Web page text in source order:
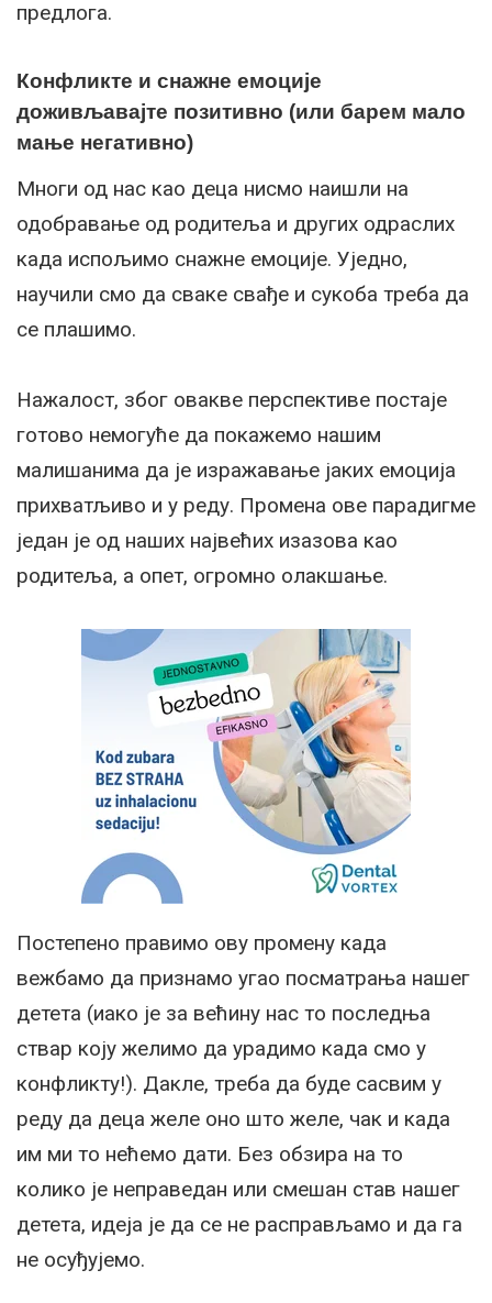
предлога.
Конфликте и снажне емоције
доживљавајте позитивно (или барем мало
мање негативно)
Многи од нас као деца нисмо наишли на
одобравање од родитеља и других одраслих
када испољимо снажне емоције. Уједно,
научили смо да сваке свађе и сукоба треба да
се плашимо.
Нажалост, због овакве перспективе постаје
готово немогуће да покажемо нашим
малишанима да је изражавање јаких емоција
прихватљиво и у реду. Промена ове парадигме
један је од наших највећих изазова као
родитеља, а опет, огромно олакшање.
Постепено правимо ову промену када
вежбамо да признамо угао посматрања нашег
детета (иако је за већину нас то последња
ствар коју желимо да урадимо када смо у
конфликту!). Дакле, треба да буде сасвим у
реду да деца желе оно што желе, чак и када
им ми то нећемо дати. Без обзира на то
колико је неправедан или смешан став нашег
детета, идеја је да се не расправљамо и да га
не осуђујемо.